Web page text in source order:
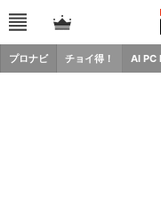
プロナビ チョイ得！ AI PC